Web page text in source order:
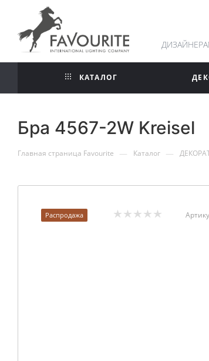
КАТАЛОГ
Бра 4567-2W Kreisel
Главная страница Favourite — Каталог —
Распродажа